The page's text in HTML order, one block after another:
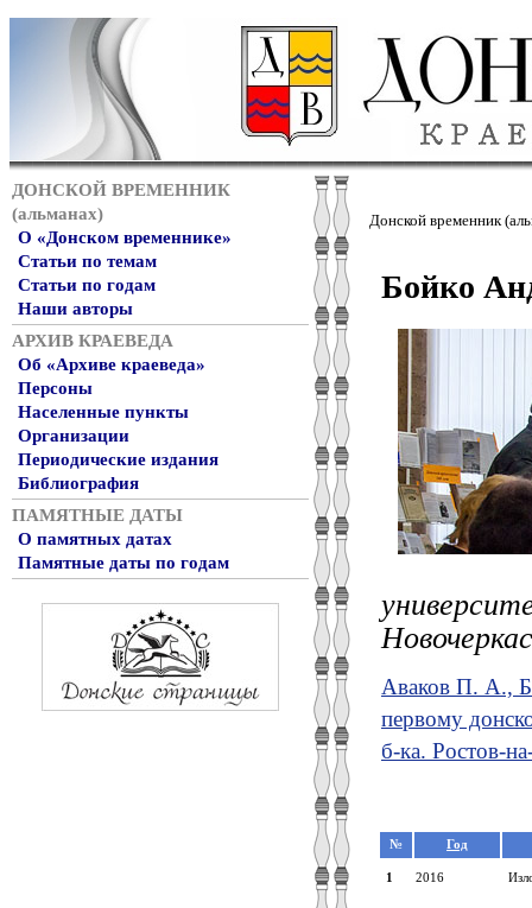
ДОНСКОЙ ВРЕМЕННИК
(альманах)
О «Донском временнике»
Статьи по темам
Статьи по годам
Наши авторы
АРХИВ КРАЕВЕДА
Об «Архиве краеведа»
Персоны
Населенные пункты
Организации
Периодические издания
Библиография
ПАМЯТНЫЕ ДАТЫ
О памятных датах
Памятные даты по годам
Донской временник
Бойко
Аваков П. А.,
первому
б-ка. Ростов-
№ Год
1 2016